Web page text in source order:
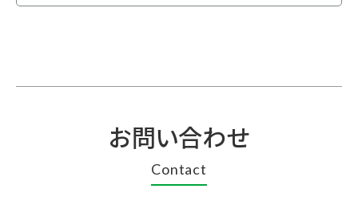
お問い合わせ
Contact